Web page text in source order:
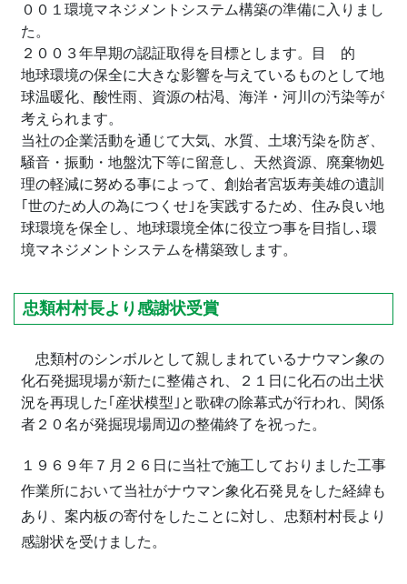
００１環境マネジメントシステム構築の準備に入りまし
た。
２００３年早期の認証取得を目標とします。目 的
地球環境の保全に大きな影響を与えているものとして地
球温暖化、酸性雨、資源の枯渇、海洋・河川の汚染等が
考えられます。
当社の企業活動を通じて大気、水質、土壌汚染を防ぎ、
騒音・振動・地盤沈下等に留意し、天然資源、廃棄物処
理の軽減に努める事によって、創始者宮坂寿美雄の遺訓
｢世のため人の為につくせ｣を実践するため、住み良い地
球環境を保全し、地球環境全体に役立つ事を目指し､環
境マネジメントシステムを構築致します。
忠類村村長より感謝状受賞
忠類村のシンボルとして親しまれているナウマン象の
化石発掘現場が新たに整備され、２１日に化石の出土状
況を再現した｢産状模型｣と歌碑の除幕式が行われ、関係
者２０名が発掘現場周辺の整備終了を祝った。
１９６９年７月２６日に当社で施工しておりました工事
作業所において当社がナウマン象化石発見をした経緯も
あり、案内板の寄付をしたことに対し、忠類村村長より
感謝状を受けました。